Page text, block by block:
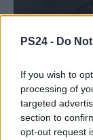
PS24 - Do
If you wish to
processing of
targeted
section to
opt-out request